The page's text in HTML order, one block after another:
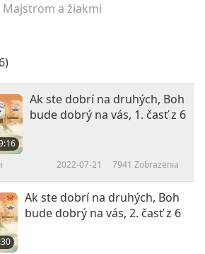
Majstrom a žiakmi
Ak ste dobrí na druhých, Boh
bude dobrý na vás, 1. časť z 6
2022-07-21 7941 Zobrazenia
Ak ste dobrí na druhých, Boh
bude dobrý na vás, 2. časť z 6